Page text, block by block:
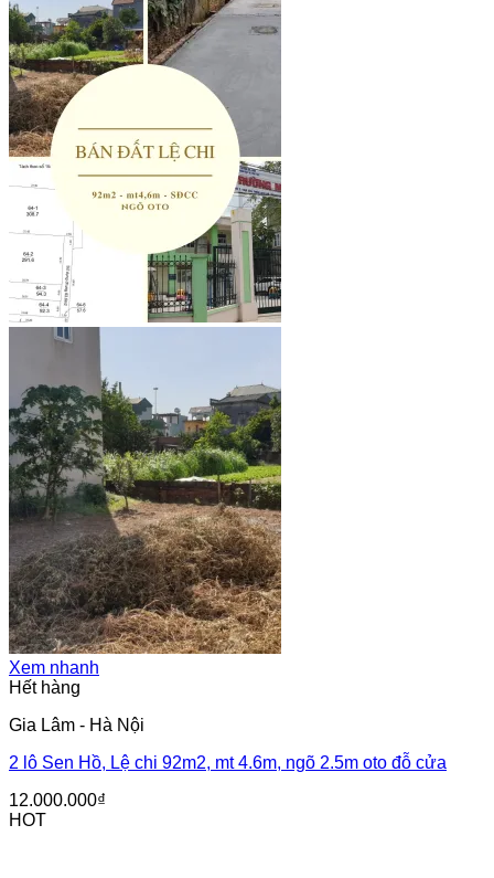
Xem nhanh
Hết hàng
Gia Lâm - Hà Nội
2 lô Sen Hồ, Lệ chi 92m2, mt 4.6m, ngõ 2.5m oto đỗ cửa
12.000.000₫
HOT